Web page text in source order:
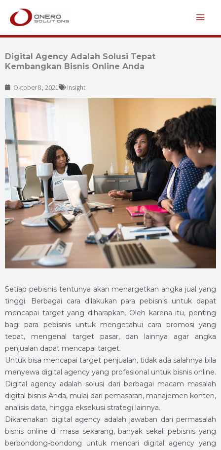
Lewati
Digital Agency Adalah Solusi Tepat
Kembangkan Bisnis Online Anda
Oktober 8, 2021 Insight
Setiap pebisnis tentunya akan menargetkan angka jual yang
tinggi. Berbagai cara dilakukan para pebisnis untuk dapat
mencapai target yang diharapkan. Oleh karena itu, penting
bagi para pebisnis untuk mengetahui cara promosi yang
tepat, mengenal target pasar, dan lainnya agar angka
penjualan dapat mencapai target.
Untuk bisa mencapai target penjualan, tidak ada salahnya bila
menyewa digital agency yang profesional untuk bisnis online.
Digital agency adalah solusi dari berbagai macam masalah
digital bisnis Anda, mulai dari pemasaran, manajemen konten,
analisis data, hingga eksekusi strategi lainnya.
Dikarenakan digital agency adalah jawaban dari permasalah
bisnis online di masa sekarang, banyak sekali pebisnis yang
berbondong-bondong untuk mencari digital agency yang